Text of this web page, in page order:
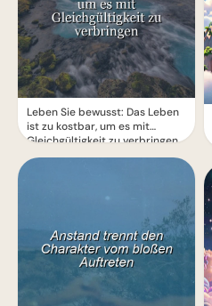
Leben Sie bewusst: Das Leben
ist zu kostbar, um es mit
Gleichgültigkeit zu verbringen